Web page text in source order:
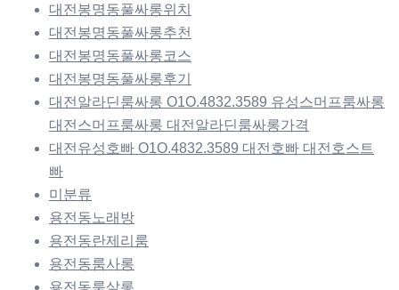
대전봉명동풀싸롱위치
대전봉명동풀싸롱추천
대전봉명동풀싸롱코스
대전봉명동풀싸롱후기
대전알라딘룸싸롱 O1O.4832.3589 유성스머프룸싸롱
대전스머프룸싸롱 대전알라딘룸싸롱가격
대전유성호빠 O1O.4832.3589 대전호빠 대전호스트
빠
미분류
용전동노래방
용전동란제리룸
용전동룸사롱
용전동룸살롱